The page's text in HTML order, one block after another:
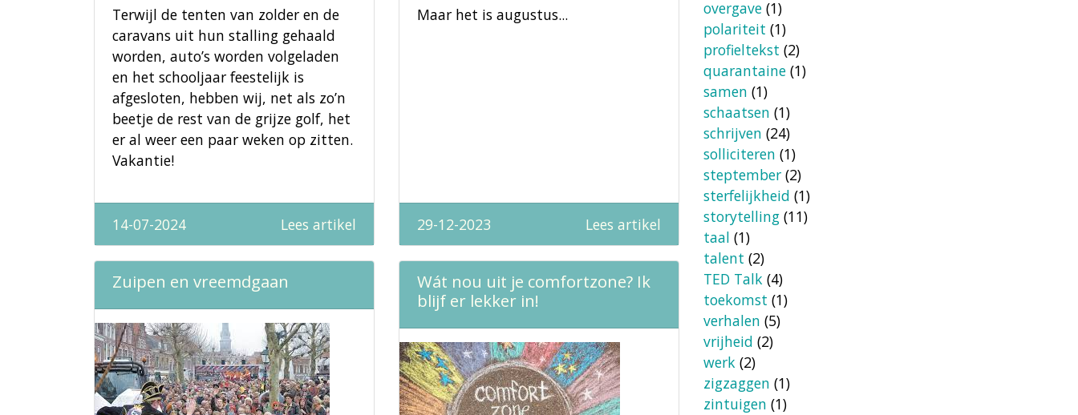
Terwijl de tenten van zolder en de
caravans uit hun stalling gehaald
worden, auto’s worden volgeladen
en het schooljaar feestelijk is
afgesloten, hebben wij, net als zo’n
beetje de rest van de grijze golf, het
er al weer een paar weken op zitten.
Vakantie!
14-07-2024 Lees artikel
Maar het is augustus...
29-12-2023 Lees artikel
Zuipen en vreemdgaan
Wát nou uit je comfortzone? Ik
blijf er lekker in!
overgave (1)
polariteit (1)
profieltekst (2)
quarantaine (1)
samen (1)
schaatsen (1)
schrijven (24)
solliciteren (1)
steptember (2)
sterfelijkheid (1)
storytelling (11)
taal (1)
talent (2)
TED Talk (4)
toekomst (1)
verhalen (5)
vrijheid (2)
werk (2)
zigzaggen (1)
zintuigen (1)